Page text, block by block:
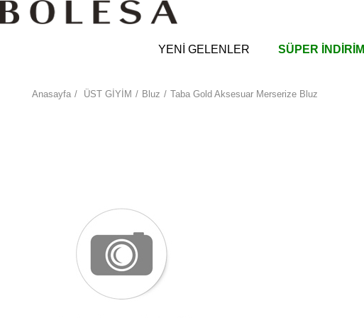
YENİ GELENLER SÜPER İNDİRİM
Anasayfa ÜST GİYİM Bluz Taba Gold Aksesuar Merserize Bluz